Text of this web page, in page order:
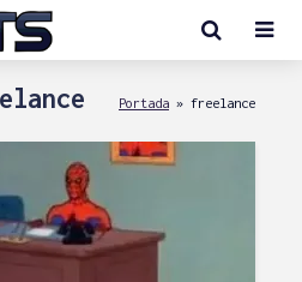
Portada » freelance